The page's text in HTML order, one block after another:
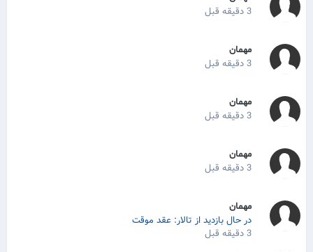
3 دقیقه قبل
مهمان
3 دقیقه قبل
مهمان
3 دقیقه قبل
مهمان
3 دقیقه قبل
مهمان
در حال بازدید از تالار: عقد موقت
3 دقیقه قبل